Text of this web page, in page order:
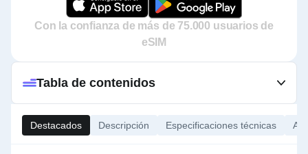
Con la confianza de más de 75.000 usuarios de
eSIM
Destacados Descripción Especificaciones técnicas
Tabla de contenidos